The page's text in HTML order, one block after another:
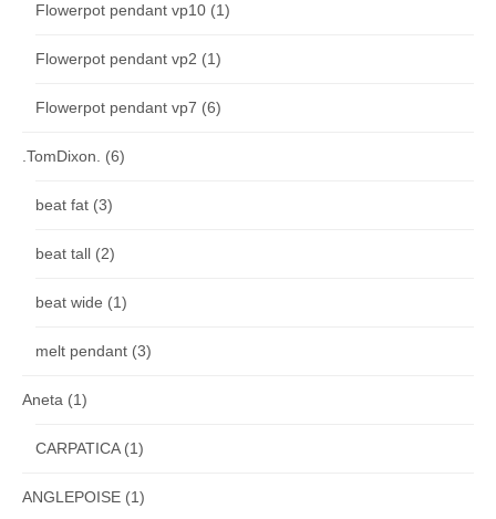
Flowerpot pendant vp10 (1)
Flowerpot pendant vp2 (1)
Flowerpot pendant vp7 (6)
.TomDixon. (6)
beat fat (3)
beat tall (2)
beat wide (1)
melt pendant (3)
Aneta (1)
CARPATICA(1)
ANGLEPOISE (1)